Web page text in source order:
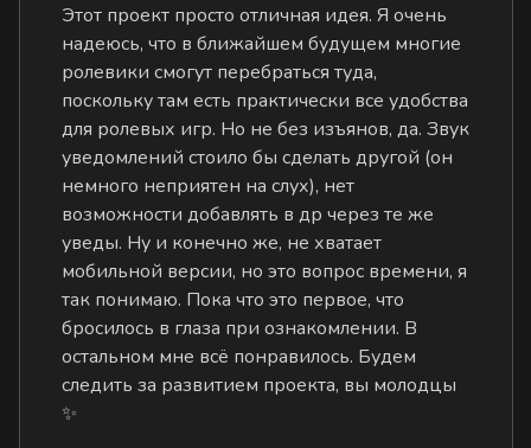
Этот проект просто отличная идея. Я очень
надеюсь, что в ближайшем будущем многие
ролевики смогут перебраться туда,
поскольку там есть практически все удобства
для ролевых игр. Но не без изъянов, да. Звук
уведомлений стоило бы сделать другой (он
немного неприятен на слух), нет
возможности добавлять в др через те же
уведы. Ну и конечно же, не хватает
мобильной версии, но это вопрос времени, я
так понимаю. Пока что это первое, что
бросилось в глаза при ознакомлении. В
остальном мне всё понравилось. Будем
следить за развитием проекта, вы молодцы
✨